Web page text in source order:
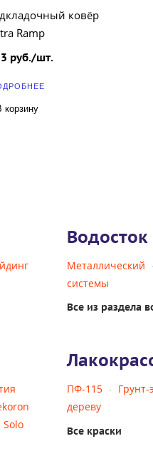
ковёр
Ramp
руб./шт.
корзину
Водосток
Металлический
системы
Все из раздела
Solo
ПФ-115
дереву
Все краски